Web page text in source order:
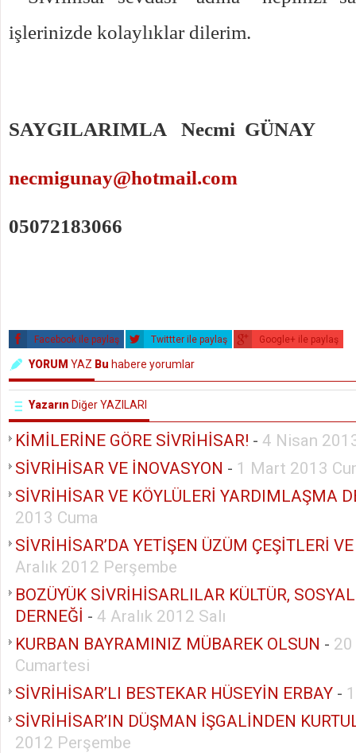
işlerinizde kolaylıklar dilerim.
SAYGILARIMLA Necmi GÜNAY
necmigunay@hotmail.com
05072183066
Facebook ile paylaş Twittter ile paylaş Google+ ile paylaş
YORUM YAZ Bu habere yorumlar
Yazarın Diğer YAZILARI
KİMİLERİNE GÖRE SİVRİHİSAR! - 4 Nisan
SİVRİHİSAR VE İNOVASYON - 1 Mart 2013
SİVRİHİSAR VE KÖYLÜLERİ YARDIMLAŞMA
2013 Cuma
SİVRİHİSAR’DA YETİŞEN ÜZÜM ÇEŞİTLERİ
Aralık 2012 Perşembe
BOZÜYÜK SİVRİHİSARLILAR KÜLTÜR,
DERNEĞİ - 4 Aralık 2012 Salı
KURBAN BAYRAMINIZ MÜBAREK OLSUN -
Cumartesi
SİVRİHİSAR’LI BESTEKAR HÜSEYİN ERBAY -
SİVRİHİSAR’IN DÜŞMAN İŞGALİNDEN
2012 Perşembe